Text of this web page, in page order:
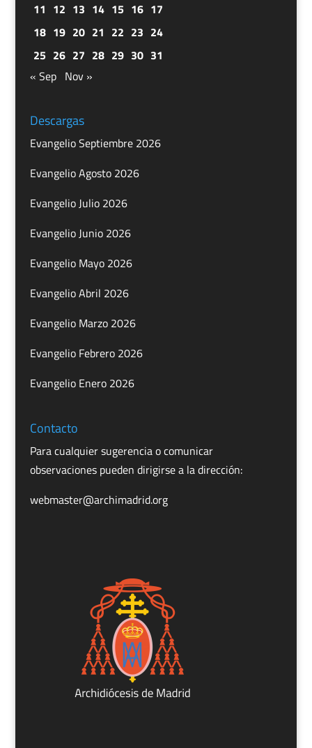
11 12 13 14 15 16 17
18 19 20 21 22 23 24
25 26 27 28 29 30 31
« Sep Nov »
Descargas
Evangelio Septiembre 2026
Evangelio Agosto 2026
Evangelio Julio 2026
Evangelio Junio 2026
Evangelio Mayo 2026
Evangelio Abril 2026
Evangelio Marzo 2026
Evangelio Febrero 2026
Evangelio Enero 2026
Contacto
Para cualquier sugerencia o comunicar
observaciones pueden dirigirse a la dirección:
webmaster@archimadrid.org